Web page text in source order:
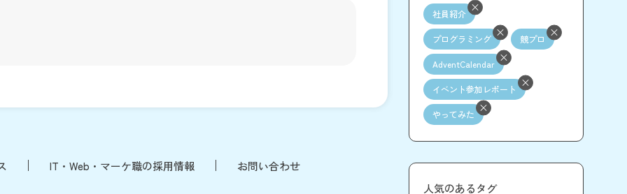
IT・Web・マーケ職の採用情報 お問い合わせ
社員紹介
プログラミング 競プロ
AdventCalendar
イベント参加レポート
やってみた
人気のあるタグ